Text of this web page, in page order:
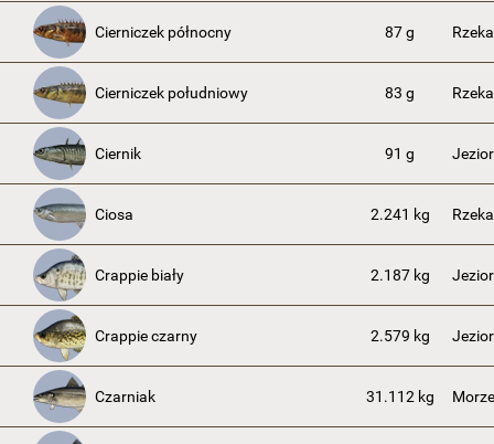
Cierniczek północny 87 g
Cierniczek południowy 83 g
Ciernik 91 g
Ciosa 2.241 kg
Crappie biały 2.187 kg
Crappie czarny 2.579 kg
Czarniak 31.112 kg